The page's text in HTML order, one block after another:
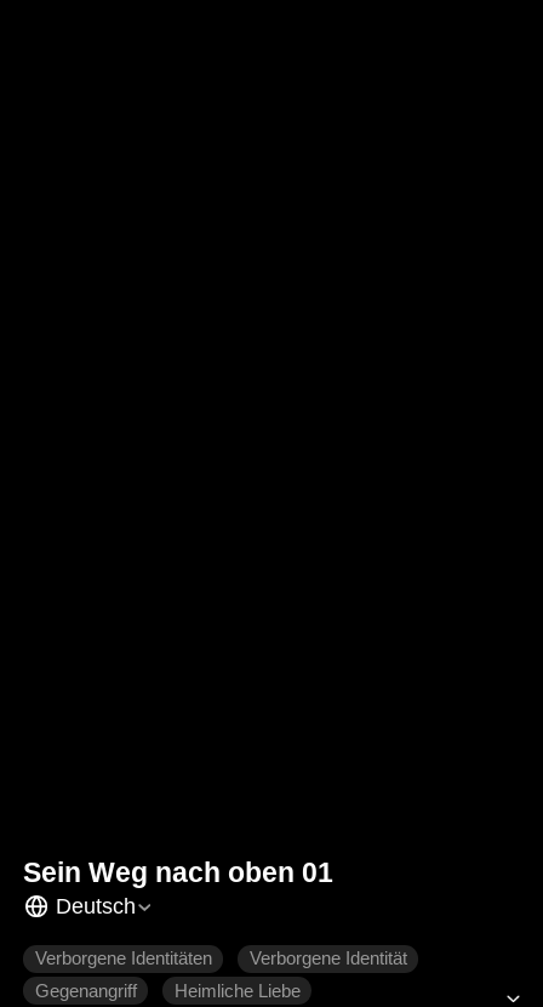
Sein Weg nach oben 01
Deutsch
Verborgene Identitäten
Verborgene Identität
Gegenangriff
Heimliche Liebe